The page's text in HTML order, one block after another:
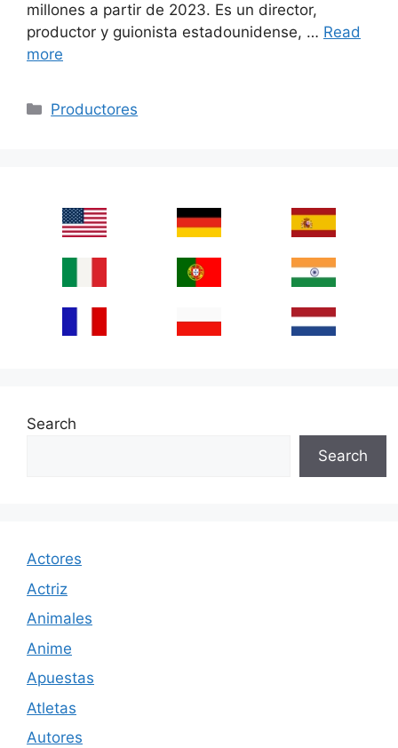
millones a partir de 2023. Es un director,
productor y guionista estadounidense, … Read
more
Categories
Productores
Search
Search
Actores
Actriz
Animales
Anime
Apuestas
Atletas
Autores